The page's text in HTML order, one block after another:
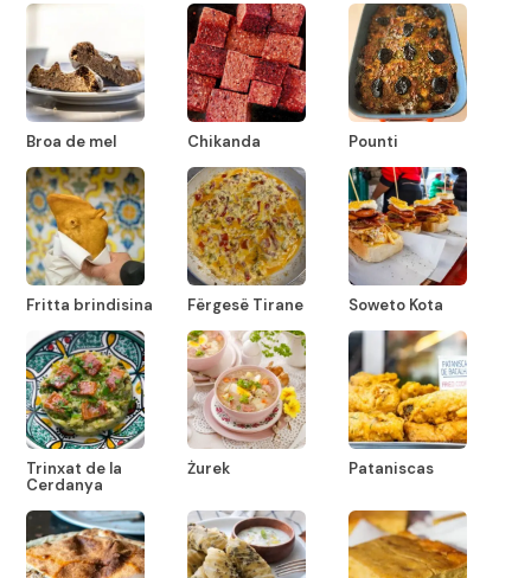
Broa de mel Chikanda Pounti
Fritta brindisina Fërgesë Tirane Soweto Kota
Trinxat de la
Cerdanya
Żurek Pataniscas